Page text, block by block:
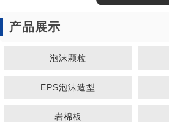
产品展示
泡沫颗粒
EPS泡沫造型
岩棉板